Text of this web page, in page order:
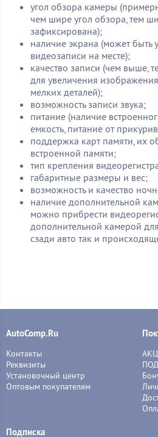
угол обзора камеры
чем шире угол обзора, тем
зафиксирована);
наличие экрана (может
видеозаписи на месте);
качество записи (чем выше,
для увеличения
мелких деталей);
возможность записи звука;
питание (наличие
емкость, питание от
поддержка карт памяти, их
встроенной памяти;
тип крепления
габаритные размеры и вес;
возможность и качество
наличие дополнительной
можно прибрести
дополнительной камерой
сзади авто так и
AutoComp.Ru
Контакты
Реквизиты
Установочный центр
Оптовым покупателям
Подписка